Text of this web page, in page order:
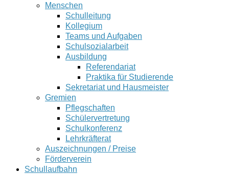
Menschen
Schulleitung
Kollegium
Teams und Aufgaben
Schulsozialarbeit
Ausbildung
Referendariat
Praktika für Studierende
Sekretariat und Hausmeister
Gremien
Pflegschaften
Schülervertretung
Schulkonferenz
Lehrkräfterat
Auszeichnungen / Preise
Förderverein
Schullaufbahn